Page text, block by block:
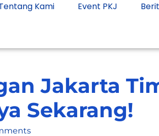
Kami Event PKJ
Jakarta
Sekarang!